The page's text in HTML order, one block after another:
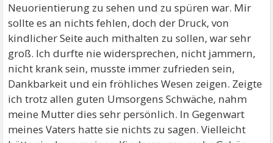
Neuorientierung zu sehen und zu spüren war. Mir
sollte es an nichts fehlen, doch der Druck, von
kindlicher Seite auch mithalten zu sollen, war sehr
groß. Ich durfte nie widersprechen, nicht jammern,
nicht krank sein, musste immer zufrieden sein,
Dankbarkeit und ein fröhliches Wesen zeigen. Zeigte
ich trotz allen guten Umsorgens Schwäche, nahm
meine Mutter dies sehr persönlich. In Gegenwart
meines Vaters hatte sie nichts zu sagen. Vielleicht